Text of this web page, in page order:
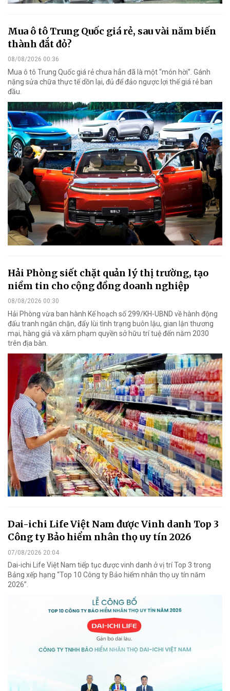
Mua ô tô Trung Quốc giá rẻ, sau vài năm biến
thành đắt đỏ?
08/08/2026 00:36
Mua ô tô Trung Quốc giá rẻ chưa hẳn đã là một “món hời”. Gánh
nặng sửa chữa thực tế dồn lại, đủ để đảo ngược lợi thế giá rẻ ban
đầu.
Hải Phòng siết chặt quản lý thị trường, tạo
niềm tin cho cộng đồng doanh nghiệp
08/08/2026 00:30
Hải Phòng vừa ban hành Kế hoạch số 299/KH-UBND về hành động
đấu tranh ngăn chặn, đẩy lùi tình trạng buôn lậu, gian lận thương
mại, hàng giả và xâm phạm quyền sở hữu trí tuệ đến năm 2030
trên địa bàn.
Dai-ichi Life Việt Nam được Vinh danh Top 3
Công ty Bảo hiểm nhân thọ uy tín 2026
07/08/2026 20:04
Dai-ichi Life Việt Nam tiếp tục được vinh danh ở vị trí Top 3 trong
Bảng xếp hạng “Top 10 Công ty Bảo hiểm nhân thọ uy tín năm
2026”.